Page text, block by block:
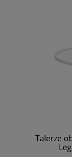
Talerze